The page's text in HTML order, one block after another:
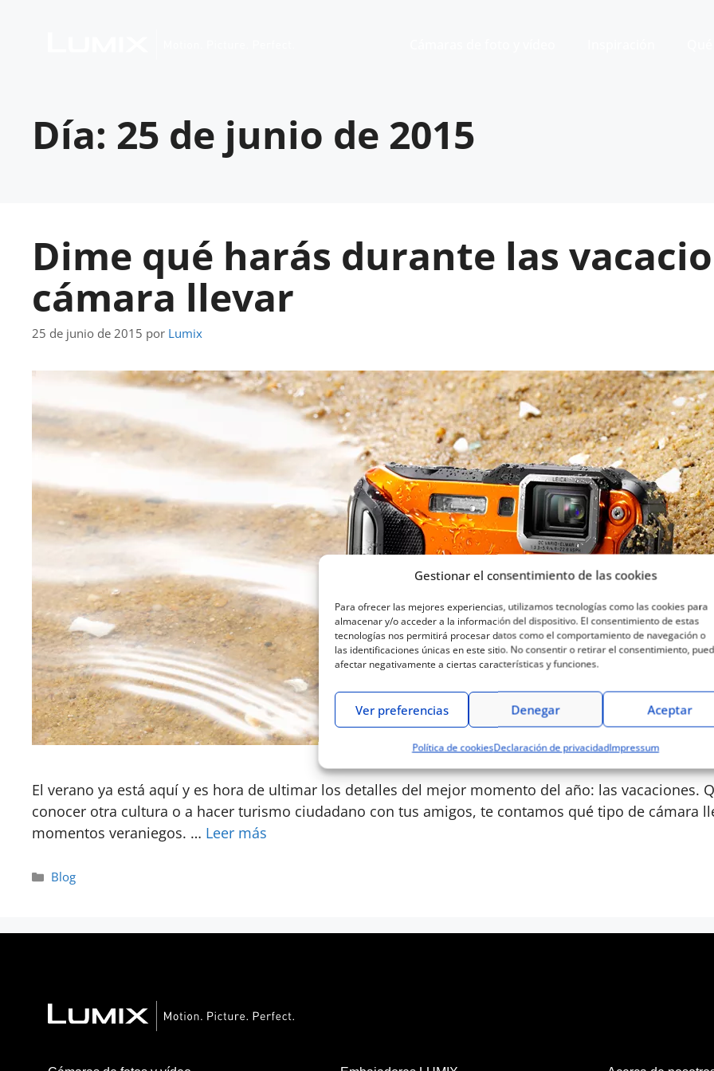
Gestionar el consentimiento de las cookies
Para ofrecer las mejores experiencias, utilizamos tecnologías como las cookies para
almacenar y/o acceder a la información del dispositivo. El consentimiento de estas
tecnologías nos permitirá procesar datos como el comportamiento de navegación o
las identificaciones únicas en este sitio. No consentir o retirar el consentimiento,
afectar negativamente a ciertas características y funciones.
Aceptar
Denegar
Ver preferencias
Política de cookiesDeclaración de privacidadImpressum
Día: 25 de junio de 2015
Dime qué harás durante las
cámara llevar
25 de junio de 2015 por Lumix
El verano ya está aquí y es hora de ultimar los detalles del mejor momento del año: las vacaciones.
conocer otra cultura o a hacer turismo ciudadano con tus amigos, te contamos qué tipo de cámara
momentos veraniegos. … Leer más
Blog